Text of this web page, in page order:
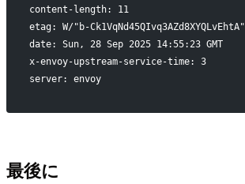
content-length: 11
etag: W/"b-Ck1VqNd45QIvq3AZd8XYQLvEhtA"
date: Sun, 28 Sep 2025 14:55:23 GMT
x-envoy-upstream-service-time: 3
server: envoy
最後に